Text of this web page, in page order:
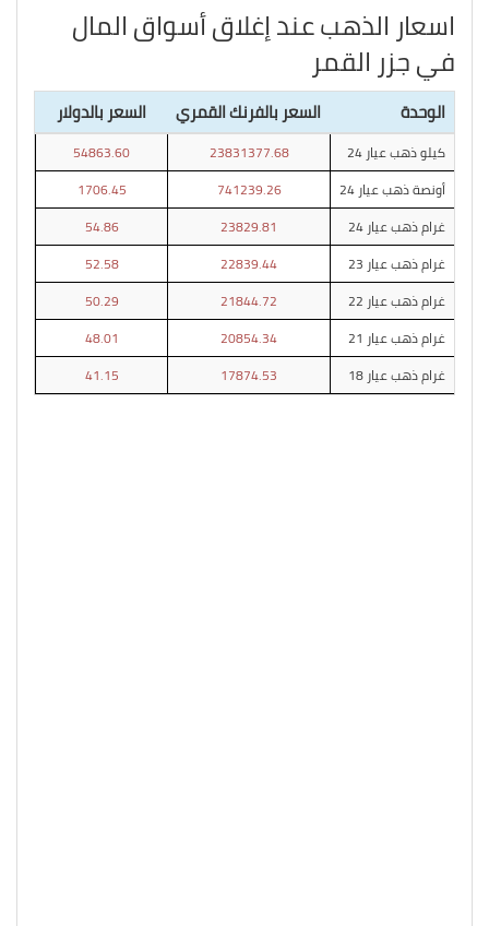
اسعار الذهب عند إغلاق أسواق المال
في جزر القمر
الوحدة السعر بالفرنك القمري السعر بالدولار
كيلو ذهب عيار 24 23831377.68
54863.60
أونصة ذهب عيار 24
741239.26
1706.45
غرام ذهب عيار 24
23829.81
54.86
غرام ذهب عيار 23
22839.44
52.58
غرام ذهب عيار 22
21844.72
50.29
غرام ذهب عيار 21
20854.34
48.01
غرام ذهب عيار 18
17874.53
41.15